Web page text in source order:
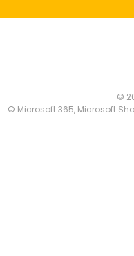
©
© Microsoft 365, Microsoft